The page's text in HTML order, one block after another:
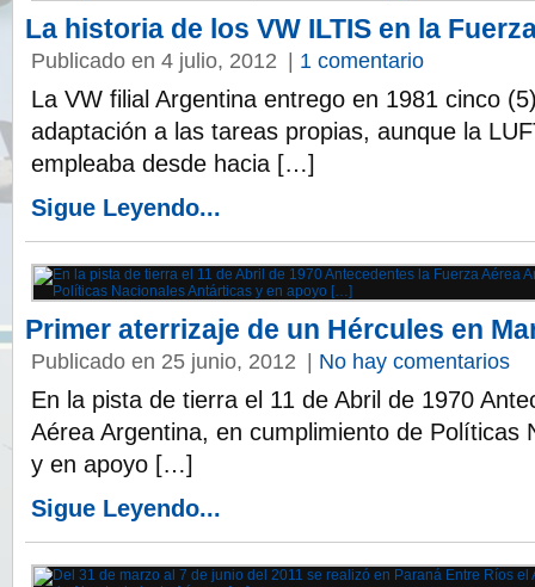
La historia de los VW ILTIS en la
Publicado en 4 julio, 2012 1 comentario
La VW filial Argentina entrego en 1981 cinco
adaptación a las tareas propias, aunque la
empleaba desde hacia […]
Sigue Leyendo...
Primer aterrizaje de un Hércules en
Publicado en 25 junio, 2012 No hay comentarios
En la pista de tierra el 11 de Abril de 1970
Aérea Argentina, en cumplimiento de Políticas
y en apoyo […]
Sigue Leyendo...